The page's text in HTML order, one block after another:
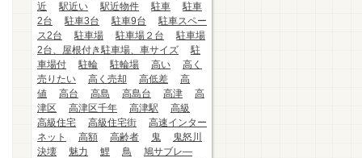
近
駅近い 駅近物件 駐車
駐車
2台
駐車3台 駐車9台
駐車スペー
ス2台
駐車場 駐車場２台
駐車場
2台、屋根付き駐車場、車サイズ
駐
車場付
駐輪 駐輪場 高い
高く
売りたい
高く売却 高低差
高
値
高台 高島 高島台 高津
高
津区
高津区千年 高津駅
高級
高級住宅
高級住宅街
高速インター
ネット
高額 高齢者 鬼
鬼怒川
決壊
魅力 鯉 鳥
鳩サブレ―